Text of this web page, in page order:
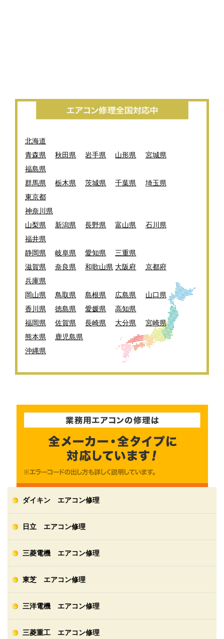
北海道
青森県
秋田県 岩手県 山形県
宮城県
福島県
群馬県
栃木県 茨城県 千葉県
埼玉県
東京都
神奈川県
山梨県
新潟県 長野県 富山県
石川県
福井県
静岡県
岐阜県 愛知県
三重県
滋賀県
奈良県 和歌山県 大阪府
京都府
兵庫県
岡山県
鳥取県 島根県 広島県
山口県
香川県
徳島県 愛媛県
高知県
福岡県
佐賀県 長崎県 大分県
宮崎県
熊本県
鹿児島県
沖縄県
ダイキン エアコン修理
日立 エアコン修理
三菱電機 エアコン修理
東芝 エアコン修理
三洋電機 エアコン修理
三菱重工 エアコン修理